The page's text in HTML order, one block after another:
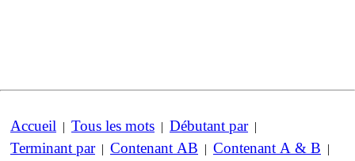
Accueil | Tous les mots | Débutant par|
Terminant par| Contenant AB | Contenant A & B |